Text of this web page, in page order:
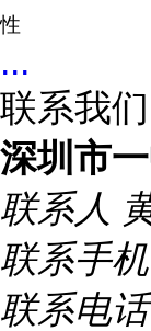
性
...
联系我们
深圳市
联系人
联系手机
联系电话